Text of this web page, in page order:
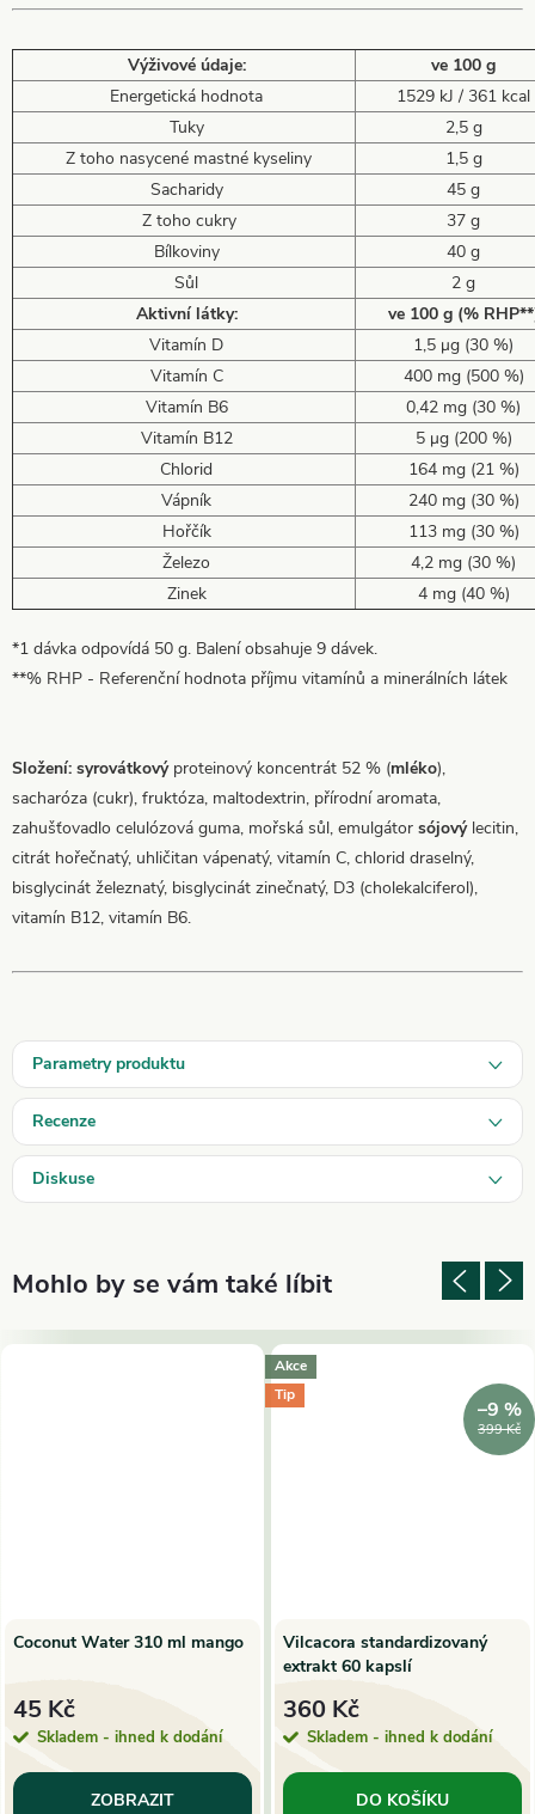
Výživové údaje:
ve 100 g
Energetická hodnota
1529 kJ / 361 kcal
Tuky
2,5 g
Z toho nasycené mastné kyseliny
1,5 g
Sacharidy
45 g
Z toho cukry
37 g
Bílkoviny
40 g
Sůl
2 g
Aktivní látky:
ve 100 g (%
Vitamín D
1,5 μg (30 %)
Vitamín C
400 mg (500 %)
Vitamín B6
0,42 mg (30 %)
Vitamín B12
5 μg (200 %)
Chlorid
164 mg (21 %)
Vápník
240 mg (30 %)
Hořčík
113 mg (30 %)
Železo
4,2 mg (30 %)
Zinek
4 mg (40 %)
*1 dávka odpovídá 50 g. Balení obsahuje 9 dávek.
**% RHP - Referenční hodnota příjmu vitamínů a minerálních látek
Složení: syrovátkový proteinový koncentrát 52 % (mléko),
sacharóza (cukr), fruktóza, maltodextrin, přírodní aromata,
zahušťovadlo celulózová guma, mořská sůl, emulgátor sójový lecitin,
citrát hořečnatý, uhličitan vápenatý, vitamín C, chlorid draselný,
bisglycinát železnatý, bisglycinát zinečnatý, D3 (cholekalciferol),
vitamín B12, vitamín B6.
Parametry produktu
Recenze
Diskuse
Coconut Water 310 ml mango
45 Kč
Skladem - ihned k dodání
ZOBRAZIT
Akce
Tip
399 Kč
–9 %
Vilcacora standardizovaný
extrakt 60 kapslí
360 Kč
Skladem - ihned k dodání
DO KOŠÍKU